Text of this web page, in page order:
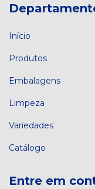
Início
Produtos
Embalagens
Limpeza
Variedades
Catálogo
Entre em